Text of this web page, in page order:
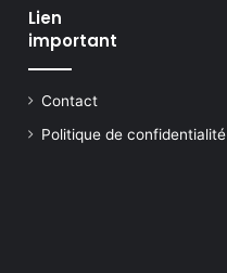
Lien
important
Contact
Politique de confidentialité